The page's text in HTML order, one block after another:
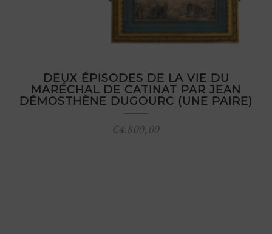
DEUX ÉPISODES DE LA VIE DU
MARÉCHAL DE CATINAT PAR JEAN
DÉMOSTHÈNE DUGOURC (UNE PAIRE)
€4.800,00